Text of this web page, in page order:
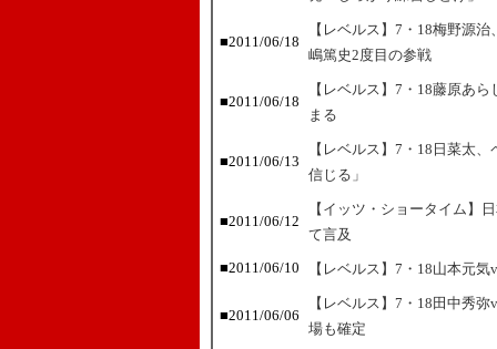
■2011/06/18
【レベルス】7・18梅野源
嶋篤史2度目の参戦
■2011/06/18
【レベルス】7・18藤原あ
まる
■2011/06/13
【レベルス】7・18日菜太
信じる」
■2011/06/12
【イッツ・ショータイム】
て言及
■2011/06/10
【レベルス】7・18山本元
■2011/06/06
【レベルス】7・18田中秀
場も確定